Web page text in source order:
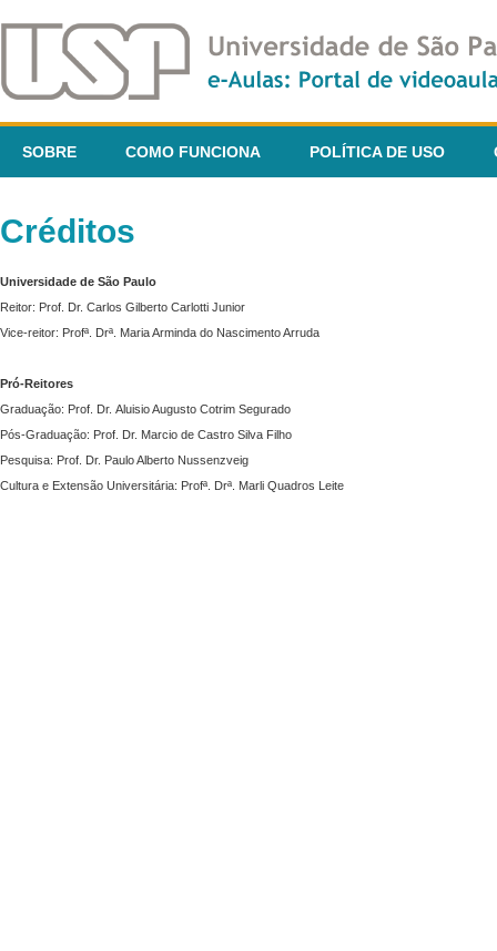
SOBRE COMO FUNCIONA POLÍTICA DE USO
Créditos
Universidade de São Paulo
Reitor: Prof. Dr. Carlos Gilberto Carlotti Junior
Vice-reitor: Profª. Drª. Maria Arminda do Nascimento Arruda
Pró-Reitores
Graduação: Prof. Dr. Aluisio Augusto Cotrim Segurado
Pós-Graduação: Prof. Dr. Marcio de Castro Silva Filho
Pesquisa: Prof. Dr. Paulo Alberto Nussenzveig
Cultura e Extensão Universitária: Profª. Drª. Marli Quadros Leite